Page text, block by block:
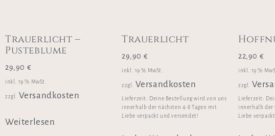
Trauerlicht –
Pusteblume
29,90 €
inkl. 19 % MwSt.
zzgl. Versandkosten
Weiterlesen
Trauerlicht
29,90 €
inkl. 19 % MwSt.
zzgl. Versandkosten
Lieferzeit: Deine Bestellung wird von uns
innerhalb der nächsten 4-8 Tagen mit
Liebe verpackt und versendet!
22,90 €
inkl. 19 %
zzgl.
Lieferzeit:
innerhalb der
Liebe